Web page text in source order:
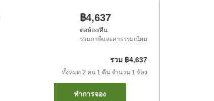
฿4,637
ต่อห้อง/คืน
รวมภาษีและค่าธรรมเนียม
รวม ฿4,637
ทั้งหมด 2 คน 1 คืน จำนวน 1 ห้อง
ทำการจอง